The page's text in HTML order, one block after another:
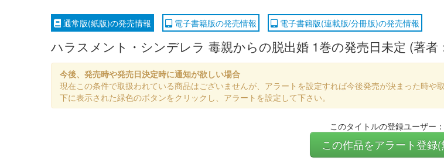
通常版(紙版)の発売情報 電子書籍版の発売情報 電子書籍版(連載版/分冊版)の発売情報
ハラスメント・シンデレラ 毒親からの脱出婚 1巻の発売日未定 (著者
今後、発売時や発売日決定時に通知が欲しい場合
現在この条件で取扱われている商品はございませんが、アラートを設定すれば今後発売が決まった時や
下に表示された緑色のボタンをクリックし、アラートを設定して下さい。
このタイトルの登録ユーザー
この作品をアラート登録(